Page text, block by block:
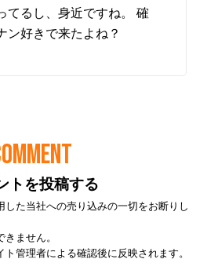
てるし、身近ですね。 確
ン好きで来たよね？
トを投稿する
した当社への売り込みの一切をお断りし
ません。
ト管理者による確認後に反映されます。